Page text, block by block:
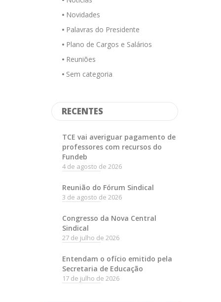
Novidades
Palavras do Presidente
Plano de Cargos e Salários
Reuniões
Sem categoria
RECENTES
TCE vai averiguar pagamento de
professores com recursos do
Fundeb
4 de agosto de 2026
Reunião do Fórum Sindical
3 de agosto de 2026
Congresso da Nova Central
Sindical
27 de julho de 2026
Entendam o ofício emitido pela
Secretaria de Educação
17 de julho de 2026